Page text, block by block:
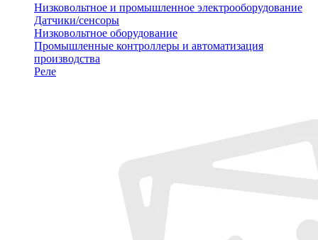
Низковольтное и промышленное электрооборудование
Датчики/сенсоры
Низковольтное оборудование
Промышленные контроллеры и автоматизация
производства
Реле